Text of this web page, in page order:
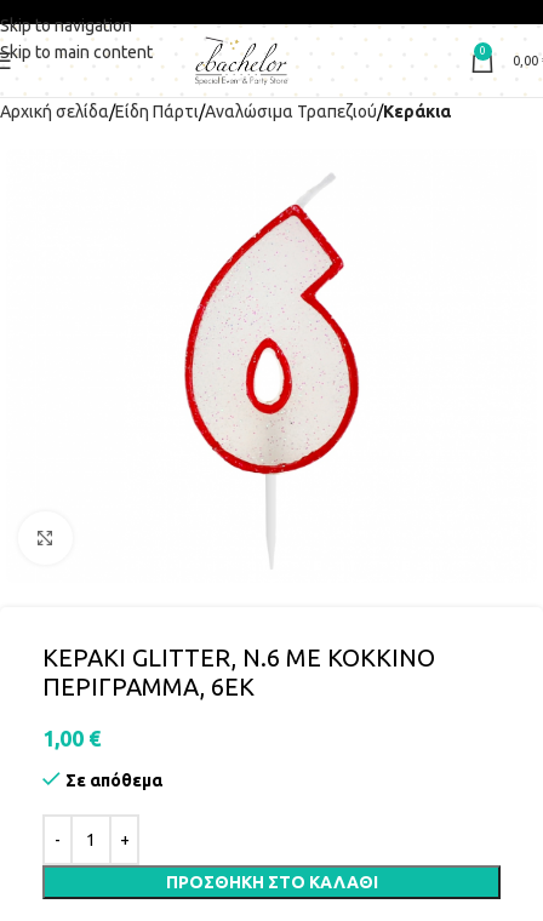
Skip to navigation
Skip to main content
0
0,00
Αρχική σελίδα Είδη Πάρτι Αναλώσιμα Τραπεζιού Κεράκια
ΚΕΡΑΚI GLITTER, N.6 ΜΕ ΚΟΚΚΙΝΟ
ΠΕΡΙΓΡΑΜΜΑ, 6EK
1,00 €
Σε απόθεμα
ΠΡΟΣΘΉΚΗ ΣΤΟ ΚΑΛΆΘΙ